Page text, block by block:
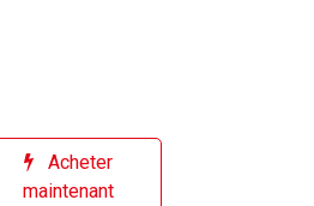
Acheter
maintenant